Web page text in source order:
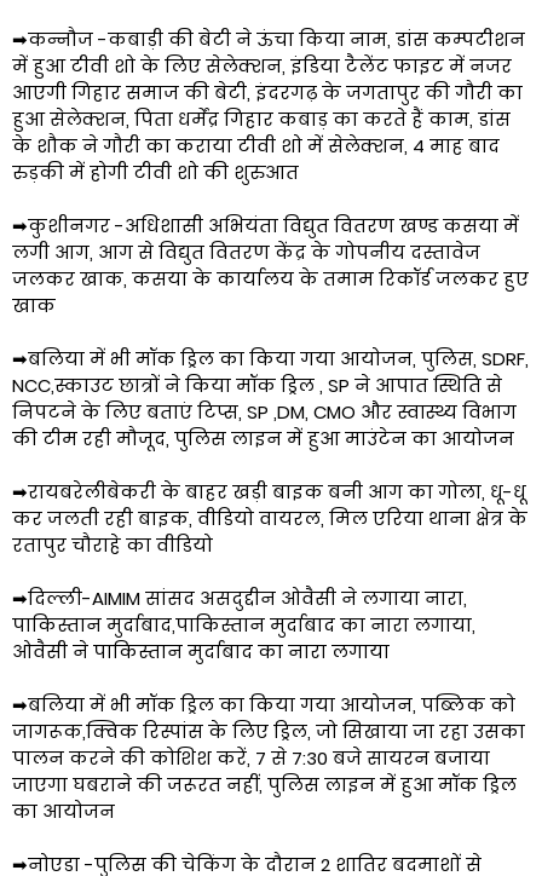
➡कन्नौज -कबाड़ी की बेटी ने ऊंचा किया नाम, डांस कम्पटीशन
में हुआ टीवी शो के लिए सेलेक्शन, इंडिया टैलेंट फाइट में नजर
आएगी गिहार समाज की बेटी, इंदरगढ़ के जगतापुर की गौरी का
हुआ सेलेक्शन, पिता धर्मेंद्र गिहार कबाड़ का करते हैं काम, डांस
के शौक ने गौरी का कराया टीवी शो में सेलेक्शन, 4 माह बाद
रुड़की में होगी टीवी शो की शुरुआत
➡कुशीनगर -अधिशासी अभियंता विद्युत वितरण खण्ड कसया में
लगी आग, आग से विद्युत वितरण केंद्र के गोपनीय दस्तावेज
जलकर खाक, कसया के कार्यालय के तमाम रिकॉर्ड जलकर हुए
खाक
➡बलिया में भी मॉक ड्रिल का किया गया आयोजन, पुलिस, SDRF,
NCC,स्काउट छात्रों ने किया मॉक ड्रिल , SP ने आपात स्थिति से
निपटने के लिए बताएं टिप्स, SP ,DM, CMO और स्वास्थ्य विभाग
की टीम रही मौजूद, पुलिस लाइन में हुआ माउंटेन का आयोजन
➡रायबरेलीबेकरी के बाहर खड़ी बाइक बनी आग का गोला, धू-धू
कर जलती रही बाइक, वीडियो वायरल, मिल एरिया थाना क्षेत्र के
रतापुर चौराहे का वीडियो
➡दिल्ली-AIMIM सांसद असदुद्दीन ओवैसी ने लगाया नारा,
पाकिस्तान मुर्दाबाद,पाकिस्तान मुर्दाबाद का नारा लगाया,
ओवैसी ने पाकिस्तान मुर्दाबाद का नारा लगाया
➡बलिया में भी मॉक ड्रिल का किया गया आयोजन, पब्लिक को
जागरूक,क्विक रिस्पांस के लिए ड्रिल, जो सिखाया जा रहा उसका
पालन करने की कोशिश करें, 7 से 7:30 बजे सायरन बजाया
जाएगा घबराने की जरूरत नहीं, पुलिस लाइन में हुआ मॉक ड्रिल
का आयोजन
➡नोएडा -पुलिस की चेकिंग के दौरान 2 शातिर बदमाशों से